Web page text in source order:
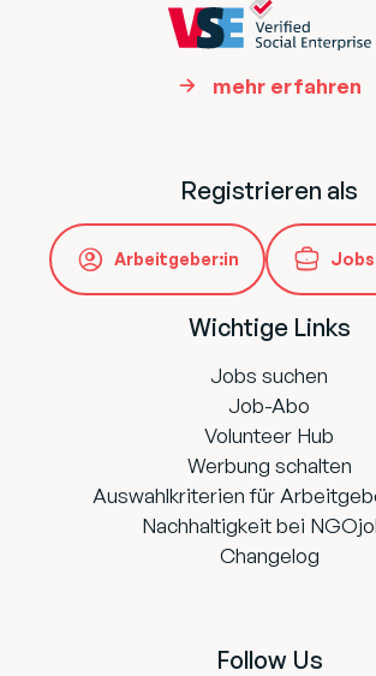
mehr erfahren
Registrieren als
Arbeitgeber:in
Wichtige Links
Jobs suchen
Job-Abo
Volunteer Hub
Werbung schalten
Auswahlkriterien für
Nachhaltigkeit bei
Changelog
Follow Us